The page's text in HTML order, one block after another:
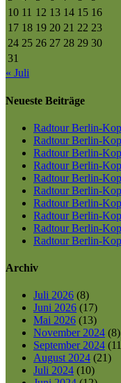
10 11 12 13 14 15 16
17 18 19 20 21 22 23
24 25 26 27 28 29 30
31
« Juli
Neueste Beiträge
Radtour Berlin-
Radtour Berlin-
Radtour Berlin-
Radtour Berlin-
Radtour Berlin-
Radtour Berlin-
Radtour Berlin-
Radtour Berlin-
Radtour Berlin-
Radtour Berlin-
Archiv
Juli 2026 (8)
Juni 2026 (17)
Mai 2026 (13)
November 2024 (8)
September 2024
August 2024 (21)
Juli 2024 (10)